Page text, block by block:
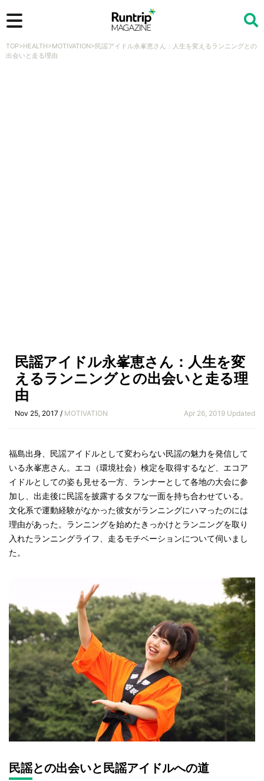
検索
TOP>HEALTH>MOTIVATION>民謡アイドル永峯恵さん：人生を変えるランニングとの
出会いと走る理由
民謡アイドル永峯恵さん：人生を変
えるランニングとの出会いと走る理
由
Nov 25, 2017 / MOTIVATION Apr 26, 2019 Updated
福島出身、民謡アイドルとして変わらない民謡の魅力を発信して
いる永峯恵さん。エコ（環境社会）検定を取得するなど、エコア
イドルとしての姿も見せる一方、ランナーとして各地の大会に参
加し、出走後に民謡を披露するタフな一面を持ち合わせている。
文化系で運動経験がなかった彼女がランニングにハマったのには
理由があった。ランニングを始めたきっかけとランニングを取り
入れたランニングライフ、走るモチベーションについて伺いまし
た。
民謡との出会いと民謡アイドルへの道